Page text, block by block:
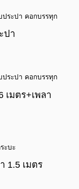
ปา
เมตร+เพลา
1.5 เมตร